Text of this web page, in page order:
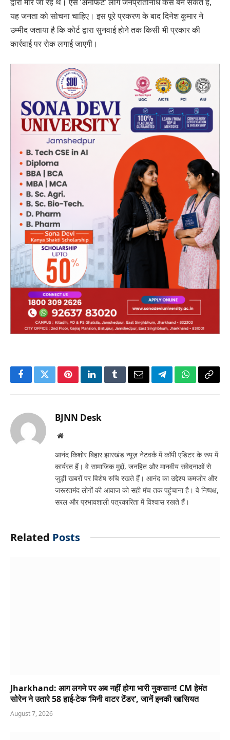
यह जनता को सोचना चाहिए। इस पूरे प्रकरण के बाद दिनेश कुमार ने
उम्मीद जताया है कि कोर्ट द्वारा सुनवाई होने तक किसी भी प्रकार की
कार्रवाई पर रोक लगाई जाएगी।
FacebookTwitterPinterestLinkedInTumblrEmailTelegramWhatsApp
Copy
BJNN Desk
Website
आनंद किशोर बिहार झारखंड न्यूज़ नेटवर्क में कॉपी एडिटर के रूप में
कार्यरत हैं। वे सामाजिक मुद्दों, जनहित और मानवीय संवेदनाओं से
जुड़ी खबरों पर विशेष रुचि रखते हैं। आनंद का उद्देश्य कमजोर और
जरूरतमंद लोगों की आवाज को सही मंच तक पहुंचाना है। वे निष्पक्ष,
सरल और प्रभावशाली पत्रकारिता में विश्वास रखते हैं।
Related Posts
Jharkhand: आग लगने पर अब नहीं होगा भारी नुकसान! CM हेमंत
सोरेन ने उतारे 58 हाई-टेक ‘मिनी वाटर टेंडर’, जानें इनकी खासियत
August 7, 2026